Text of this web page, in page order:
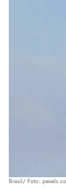
Brasil/ Foto: